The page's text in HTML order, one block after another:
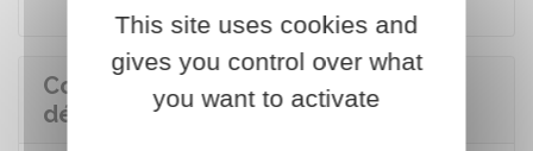
Comment faire opposition d'une
décision civile ?
This site uses cookies and
gives you control over what
you want to activate